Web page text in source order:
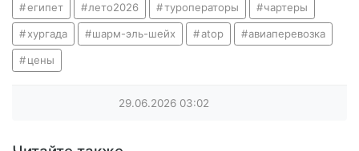
египет лето2026 туроператоры чартеры
хургада шарм-эль-шейх atop авиаперевозка
цены
29.06.2026 03:02